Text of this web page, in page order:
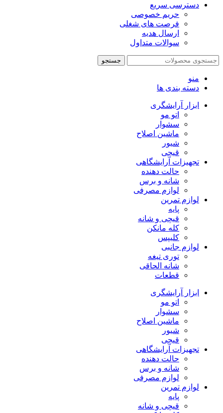
دسترسی سریع
حریم خصوصی
فرصت های شغلی
ارسال هدیه
سوالات متداول
جستجو
منو
دسته بندی ها
ابزار آرایشگری
اتو مو
سشوار
ماشین اصلاح
شیور
قیچی
تجهیزات آرایشگاهی
حالت دهنده
شانه و برس
لوازم مصرفی
لوازم تمرین
پایه
قیچی و شانه
کله مانکن
کلیپس
لوازم جانبی
توری تیغه
شانه الحاقی
قطعات
ابزار آرایشگری
اتو مو
سشوار
ماشین اصلاح
شیور
قیچی
تجهیزات آرایشگاهی
حالت دهنده
شانه و برس
لوازم مصرفی
لوازم تمرین
پایه
قیچی و شانه